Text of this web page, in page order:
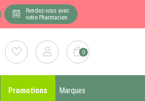
Rendez-vous avec
votre Pharmacien
0
Promotions Marques